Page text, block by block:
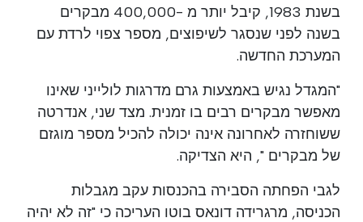
בשנת 1983, קיבל יותר מ -400,000 מבקרים
בשנה לפני שנסגר לשיפוצים, מספר צפוי לרדת עם
המערכת החדשה.
"המגדל נגיש באמצעות גרם מדרגות לולייני שאינו
מאפשר מבקרים רבים בו זמנית. מצד שני, אנדרטה
ששוחזרה לאחרונה אינה יכולה להכיל מספר מוגזם
של מבקרים ", היא הצדיקה.
לגבי הפחתה הסבירה בהכנסות עקב מגבלות
הכניסה, מרגרידה דונאס בוטו העריכה כי "זה לא יהיה